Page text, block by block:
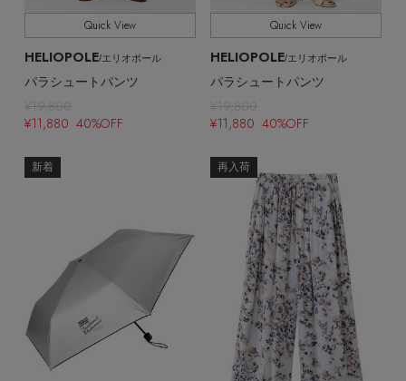
Quick View
HELIOPOLE/エリオポール
パラシュートパンツ
¥19,800
¥11,880 40%OFF
Quick View
HELIOPOLE/エリオポール
パラシュートパンツ
¥19,800
¥11,880 40%OFF
新着 再入荷